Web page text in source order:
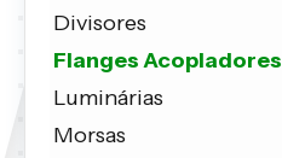
Divisores
Flanges Acopladores
Luminárias
Morsas